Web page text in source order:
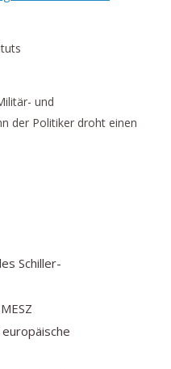
und
der Politiker droht einen
Schiller-